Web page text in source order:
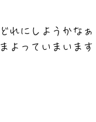
どれにしようかなぁ
まよっていまいます